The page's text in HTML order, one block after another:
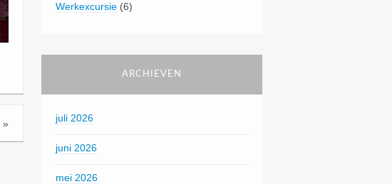
»
Werkexcursie (6)
ARCHIEVEN
juli 2026
juni 2026
mei 2026